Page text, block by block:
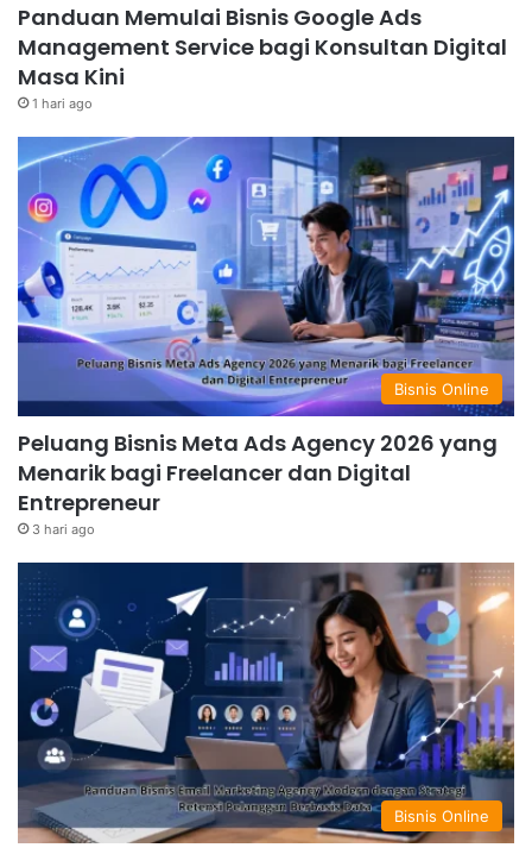
Panduan Memulai Bisnis Google Ads
Management Service bagi Konsultan Digital
Masa Kini
1 hari ago
Bisnis Online
Peluang Bisnis Meta Ads Agency 2026 yang
Menarik bagi Freelancer dan Digital
Entrepreneur
3 hari ago
Bisnis Online